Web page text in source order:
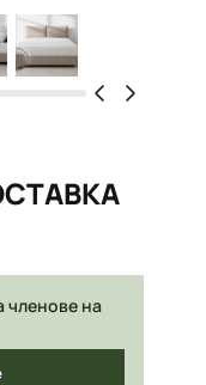
членове на